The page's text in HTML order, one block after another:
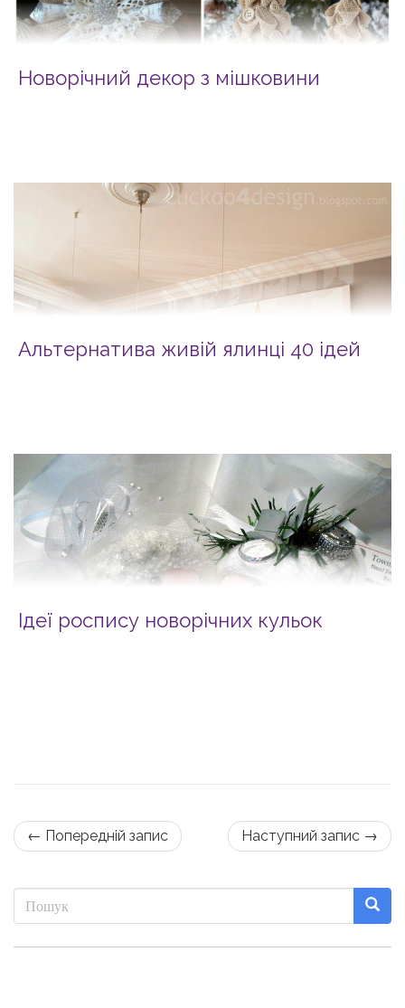
Новорічний декор з мішковини
Альтернатива живій ялинці 40 ідей
Ідеї роспису новорічних кульок
← Попередній запис Наступний запис →